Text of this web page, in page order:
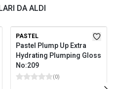
DA ALDI
PASTEL
Pastel Plump Up Extra
Hydrating Plumping Gloss
No:209
(0)